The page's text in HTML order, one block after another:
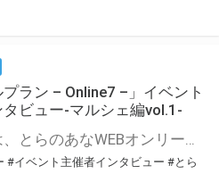
プラン – Online7 –」イベント
ビュー-マルシェ編vol.1-
こんにちは、とらのあなWEBオンリー運営スタッフです。 新たにお届けする、イベント主催者インタビュー-マルシェ編-は、 とらのあなWEBオンリー「マルシェ」をご利用した主催様に 「マルシェ」を使って開催した感想や心がけをお聞きする企画です。 今回は、WEBオンリー開催7回目迎えた「マレシルプラン – Online7 –」より、 主催の玉川うた様にお話を伺いました。 ▼マレシルプランのインタビュー前回記事 「イベント主催者インタビュー vol.6」はこちら 協力：玉川うた様（マレシルプラン実行委員会 代表）／イベント公式Twitter（@mallesil_plan） とらのあなWEBオンリー「マルシェ」とは？ WEBオンリーでリアルタイムでコミュニケーションがとれるオンライン会場です。
#イベント主催者インタビュー #とら